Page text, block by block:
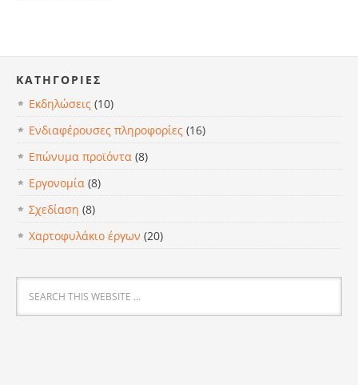
KΑΤΗΓΟΡΊΕΣ
Εκδηλώσεις (10)
Ενδιαφέρουσες πληροφορίες (16)
Επώνυμα προϊόντα (8)
Εργονομία (8)
Σχεδίαση (8)
Χαρτοφυλάκιο έργων (20)